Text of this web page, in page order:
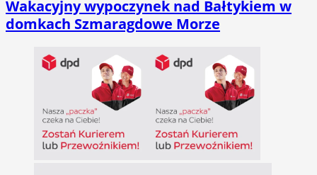
Wakacyjny wypoczynek nad Bałtykiem w
domkach Szmaragdowe Morze